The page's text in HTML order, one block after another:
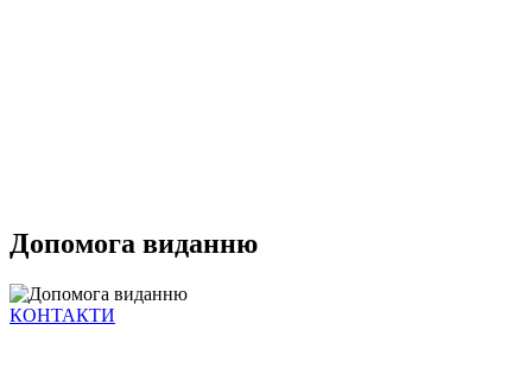
Допомога виданню
КОНТАКТИ